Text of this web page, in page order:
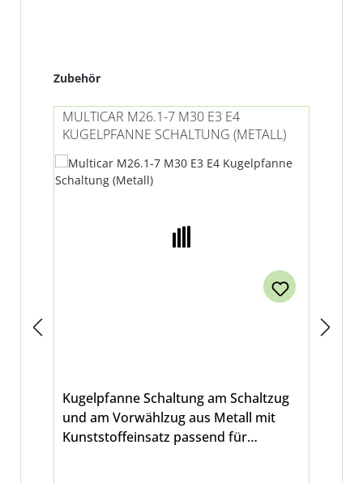
Produktgalerie überspringen
Zubehör
MULTICAR M26.1-7 M30 E3 E4
KUGELPFANNE SCHALTUNG (METALL)
Kugelpfanne Schaltung am Schaltzug
und am Vorwählzug aus Metall mit
Kunststoffeinsatz passend für